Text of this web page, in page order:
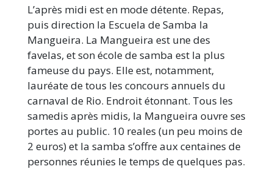
L’après midi est en mode détente. Repas,
puis direction la Escuela de Samba la
Mangueira. La Mangueira est une des
favelas, et son école de samba est la plus
fameuse du pays. Elle est, notamment,
lauréate de tous les concours annuels du
carnaval de Rio. Endroit étonnant. Tous les
samedis après midis, la Mangueira ouvre ses
portes au public. 10 reales (un peu moins de
2 euros) et la samba s’offre aux centaines de
personnes réunies le temps de quelques pas.